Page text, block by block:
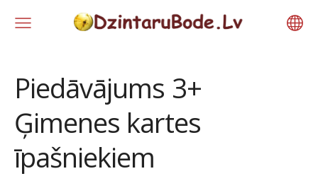
Piedāvājums 3+
Ģimenes kartes
īpašniekiem